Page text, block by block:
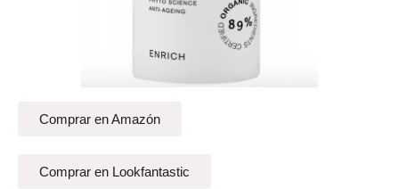
Comprar en Amazón
Comprar en Lookfantastic